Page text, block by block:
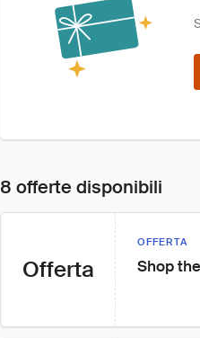
8 offerte disponibili
Offerta
OFFERTA
Shop